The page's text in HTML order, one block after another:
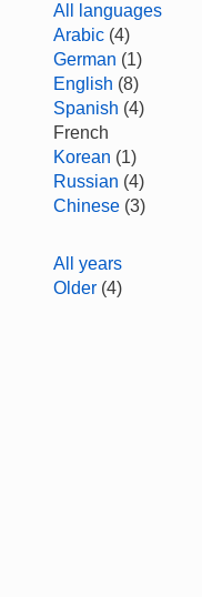
All languages
Arabic (4)
German (1)
English (8)
Spanish (4)
French
Korean (1)
Russian (4)
Chinese (3)
All years
Older (4)